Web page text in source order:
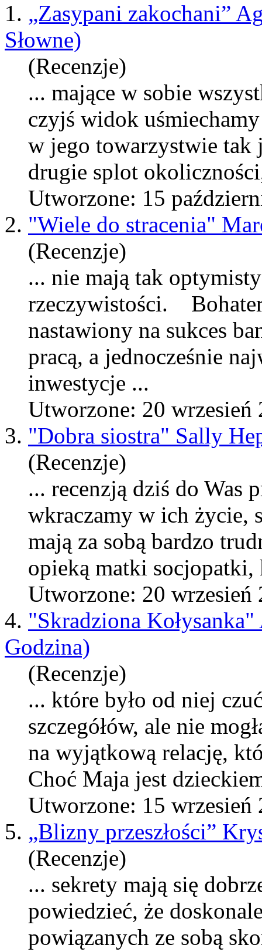
1. „Zasypani zakochani”
Słowne)
(Recenzje)
... mające w sobie
czyjś widok
w jego towarzystwie tak
drugie splot
Utworzone: 15
2. "Wiele do stracenia"
(Recenzje)
... nie mają tak
rzeczywistości.
nastawiony na sukces
pracą, a jednocześnie
inwestycje ...
Utworzone: 20 wrzesień
3. "Dobra siostra" Sally
(Recenzje)
... recenzją dziś do Was
wkraczamy w ich życie,
mają za sobą bardzo
opieką matki socjopatki,
Utworzone: 20 wrzesień
4. "Skradziona
Godzina)
(Recenzje)
... które było od niej
szczegółów, ale nie
na wyjątkową relację,
Choć Maja jest
Utworzone: 15 wrzesień
5. „Blizny przeszłości”
(Recenzje)
... sekrety mają się
powiedzieć, że
powiązanych ze sobą